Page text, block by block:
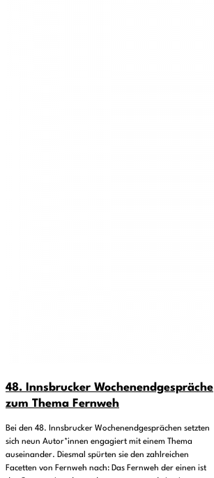
48. Innsbrucker Wochenendgespräche
zum Thema Fernweh
Bei den 48. Innsbrucker Wochenendgesprächen setzten
sich neun Autor*innen engagiert mit einem Thema
auseinander. Diesmal spürten sie den zahlreichen
Facetten von Fernweh nach: Das Fernweh der einen ist